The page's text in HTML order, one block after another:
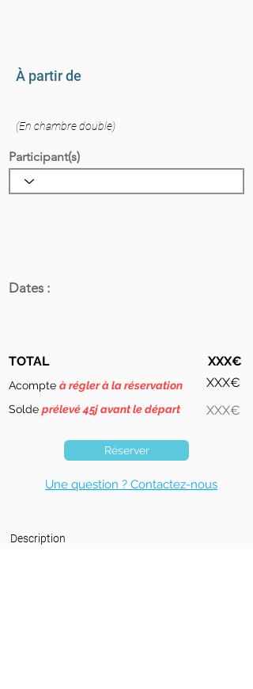
À partir de
(En chambre double)
Participant(s)
Dates :
TOTAL
Acompte à régler à la réservation
Solde prélevé 45j avant le départ
XXX€
XXX€
XXX€
Réserver
Une question ? Contactez-nous
Description